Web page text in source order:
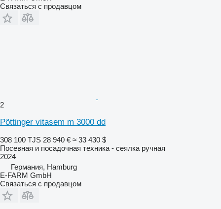
Связаться с продавцом
2
Pöttinger vitasem m 3000 dd
308 100 TJS 28 940 € ≈ 33 430 $
Посевная и посадочная техника - сеялка ручная
2024
Германия, Hamburg
E-FARM GmbH
Связаться с продавцом